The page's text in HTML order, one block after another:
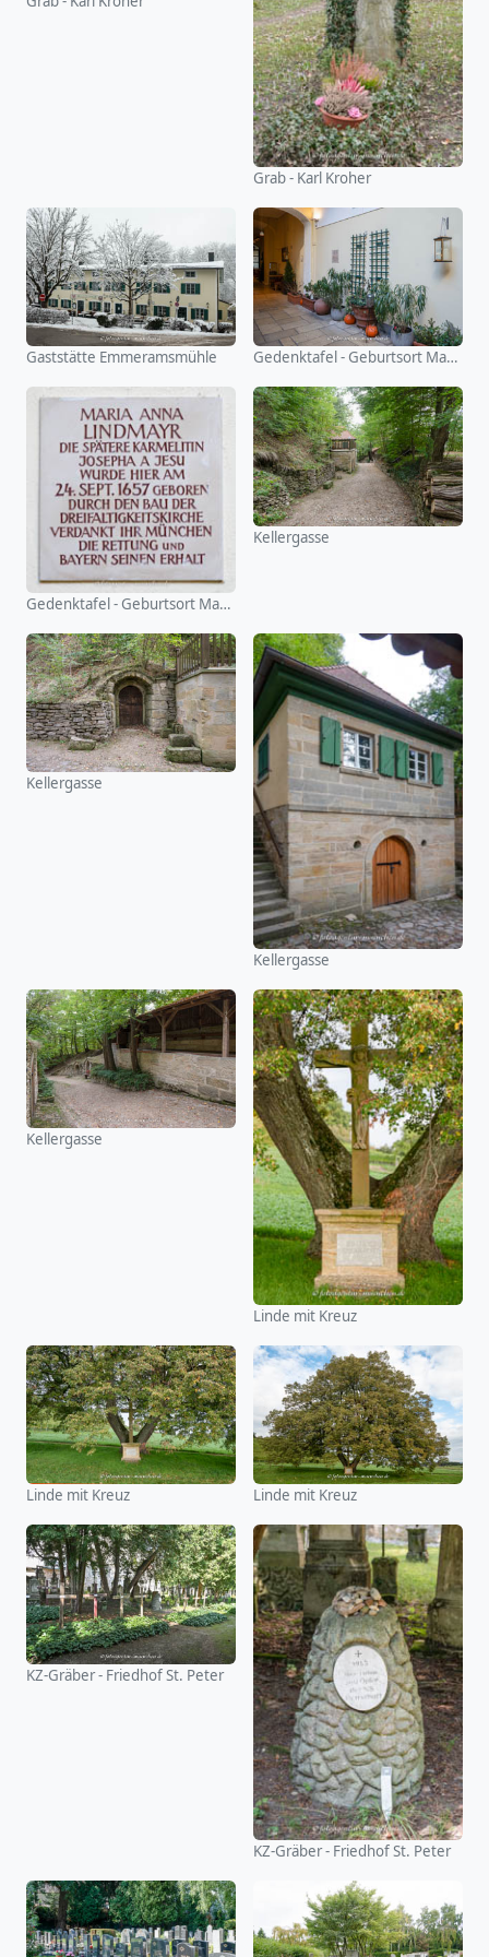
Grab - Karl Kroher
Gaststätte Emmeramsmühle Gedenktafel - Geburtsort Maria Anna Lindmayr
Gedenktafel - Geburtsort Maria Anna Lindmayr
Kellergasse
Kellergasse
Kellergasse
Kellergasse
Linde mit Kreuz
Linde mit Kreuz Linde mit Kreuz
KZ-Gräber - Friedhof St. Peter
KZ-Gräber - Friedhof St. Peter